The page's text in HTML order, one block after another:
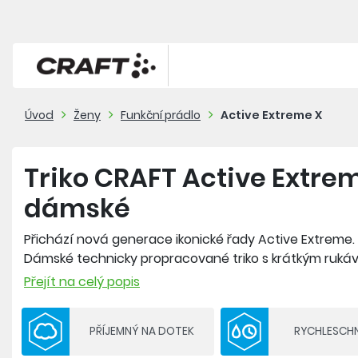
Úvod Ženy Funkční prádlo Active Extreme X
Triko CRAFT Active
dámské
Přichází nová generace ikonické řady Active Extreme.
Dámské technicky propracované triko s krátkým
na intezivní sportovní aktivity v chladnějších
Materiál: 40% polyester SeaQual, 39% polyester
Přejít na celý popis
PŘÍJEMNÝ NA DOTEK